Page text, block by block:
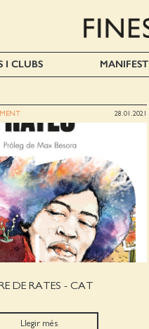
I CLUBS MANIFEST
28.01.2021
DE RATES - CAT
Llegir més